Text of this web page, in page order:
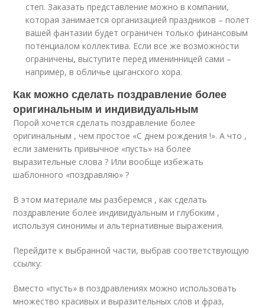
степ. Заказать представление можно в компании,
которая занимается организацией праздников – полет
вашей фантазии будет ограничен только финансовым
потенциалом коллектива. Если все же возможности
ограничены, выступите перед именинницей сами –
например, в обличье цыганского хора.
Как можно сделать поздравление более
оригинальным и индивидуальным
Порой хочется сделать поздравление более
оригинальным , чем простое «С днем рождения !». А что ,
если заменить привычное «пусть» на более
выразительные слова ? Или вообще избежать
шаблонного «поздравляю» ?
В этом материале мы разберемся , как сделать
поздравление более индивидуальным и глубоким ,
используя синонимы и альтернативные выражения.
Перейдите к выбранной части, выбрав соответствующую
ссылку:
Вместо «пусть» в поздравлениях можно использовать
множество красивых и выразительных слов и фраз,